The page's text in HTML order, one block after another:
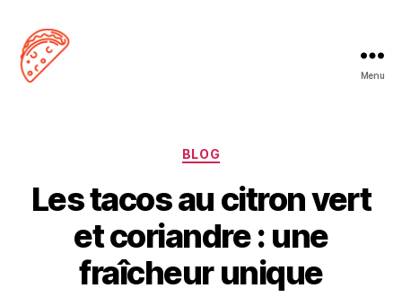
Menu
Catégories
BLOG
Les tacos au citron vert
et coriandre : une
fraîcheur unique